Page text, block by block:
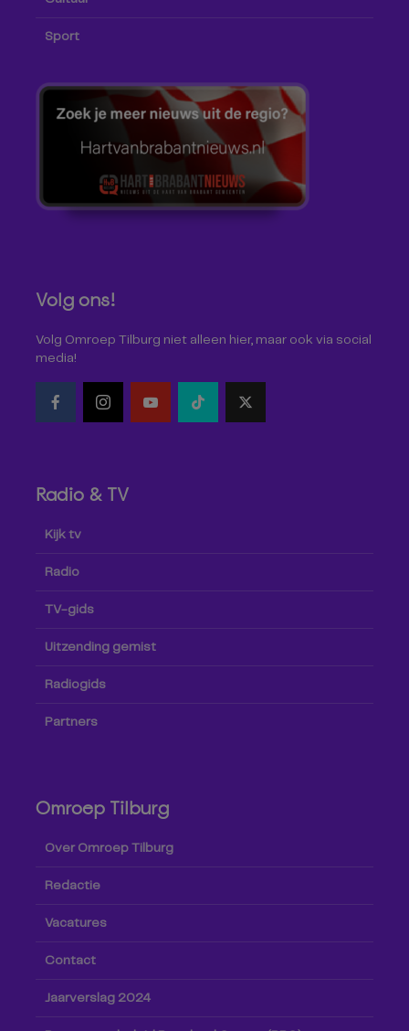
Sport
Volg ons!
Volg Omroep Tilburg niet alleen hier, maar ook via social
media!
Radio & TV
Kijk tv
Radio
TV-gids
Uitzending gemist
Radiogids
Partners
Omroep Tilburg
Over Omroep Tilburg
Redactie
Vacatures
Contact
Jaarverslag 2024